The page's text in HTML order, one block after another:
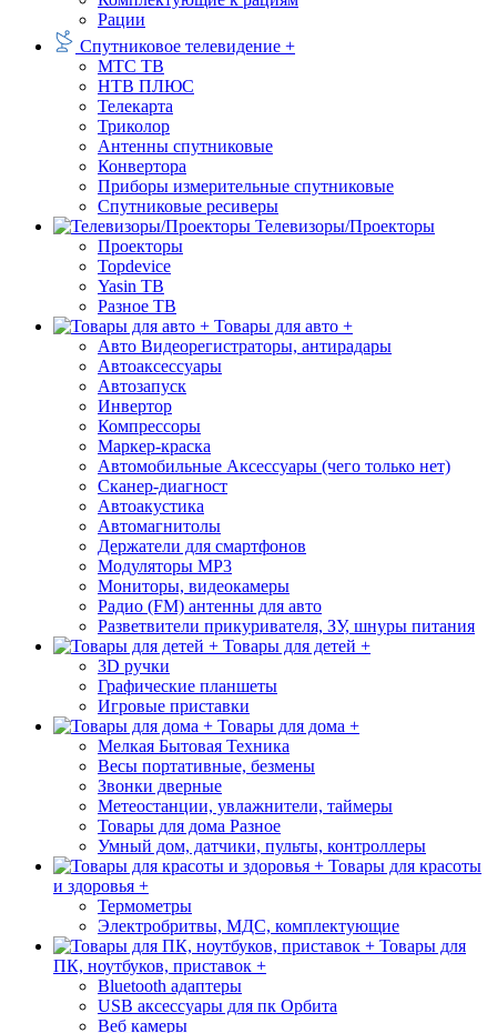
Рации
Спутниковое телевидение +
МТС ТВ
НТВ ПЛЮС
Телекарта
Триколор
Антенны спутниковые
Конвертора
Приборы измерительные спутниковые
Спутниковые ресиверы
Телевизоры/Проекторы
Проекторы
Topdevice
Yasin ТВ
Разное ТВ
Товары для авто +
Авто Видеорегистраторы, антирадары
Автоаксессуары
Автозапуск
Инвертор
Компрессоры
Маркер-краска
Автомобильные Аксессуары (чего только нет)
Сканер-диагност
Автоакустика
Автомагнитолы
Держатели для смартфонов
Модуляторы МР3
Мониторы, видеокамеры
Радио (FM) антенны для авто
Разветвители прикуривателя, ЗУ, шнуры питания
Товары для детей +
3D ручки
Графические планшеты
Игровые приставки
Товары для дома +
Мелкая Бытовая Техника
Весы портативные, безмены
Звонки дверные
Метеостанции, увлажнители, таймеры
Товары для дома Разное
Умный дом, датчики, пульты, контроллеры
Товары для красоты
и здоровья +
Термометры
Электробритвы, МДС, комплектующие
Товары для
ПК, ноутбуков, приставок +
Bluetooth адаптеры
USB аксессуары для пк Орбита
Веб камеры